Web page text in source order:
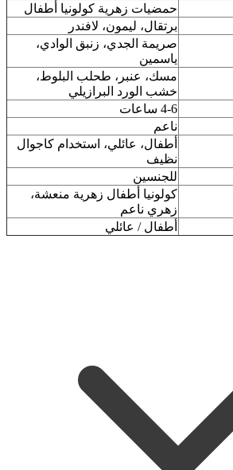
حمضيات زهرية كولونيا أطفال
برتقال، ليمون، لافندر
صريمة الجدي، زنبق الوادي،
ياسمين
مسك، عنبر، طحلب البلوط،
خشب الورد البرازيلي
4-6 ساعات
ناعم
أطفال، عائلي، استخدام كاجوال
نظيف
للجنسين
كولونيا أطفال زهرية منعشة،
زهري ناعم
أطفال / عائلي